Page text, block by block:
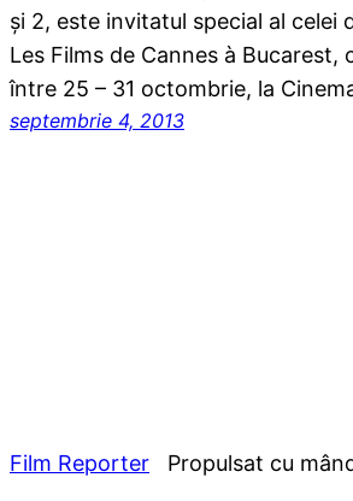
şi 2, este invitatul special al celei
Les Films de Cannes à Bucarest,
între 25 – 31 octombrie, la
septembrie 4, 2013
Film Reporter Propulsat cu